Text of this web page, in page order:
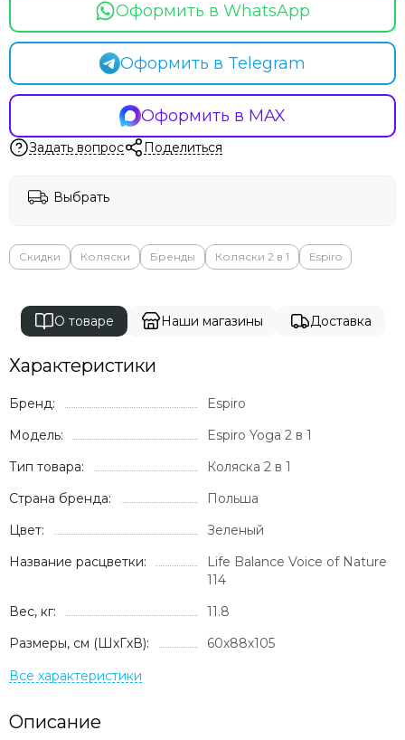
Оформить в WhatsApp
Оформить в Telegram
Оформить в MAX
Задать вопрос Поделиться
Выбрать
Скидки Коляски Бренды Коляски 2 в 1 Espiro
О товаре Наши магазины Доставка
Характеристики
Бренд:
Espiro
Модель:
Espiro Yoga 2 в 1
Тип товара:
Коляска 2 в 1
Страна бренда:
Польша
Цвет:
Зеленый
Название расцветки:
Life Balance Voice of Nature
114
Вес, кг:
11.8
Размеры, см (ШxГxВ):
60х88х105
Описание